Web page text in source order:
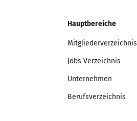
Hauptbereiche
Mitgliederverzeichnis
Jobs Verzeichnis
Unternehmen
Berufsverzeichnis